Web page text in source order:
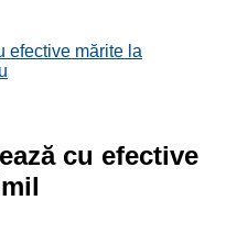
efective mărite la
cu efective